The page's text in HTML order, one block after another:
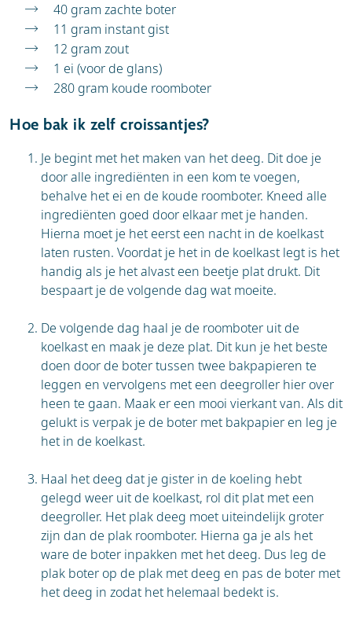
40 gram zachte boter
11 gram instant gist
12 gram zout
1 ei (voor de glans)
280 gram koude roomboter
Hoe bak ik zelf croissantjes?
Je begint met het maken van het deeg. Dit doe je
door alle ingrediënten in een kom te voegen,
behalve het ei en de koude roomboter. Kneed alle
ingrediënten goed door elkaar met je handen.
Hierna moet je het eerst een nacht in de koelkast
laten rusten. Voordat je het in de koelkast legt is het
handig als je het alvast een beetje plat drukt. Dit
bespaart je de volgende dag wat moeite.
De volgende dag haal je de roomboter uit de
koelkast en maak je deze plat. Dit kun je het beste
doen door de boter tussen twee bakpapieren te
leggen en vervolgens met een deegroller hier over
heen te gaan. Maak er een mooi vierkant van. Als dit
gelukt is verpak je de boter met bakpapier en leg je
het in de koelkast.
Haal het deeg dat je gister in de koeling hebt
gelegd weer uit de koelkast, rol dit plat met een
deegroller. Het plak deeg moet uiteindelijk groter
zijn dan de plak roomboter. Hierna ga je als het
ware de boter inpakken met het deeg. Dus leg de
plak boter op de plak met deeg en pas de boter met
het deeg in zodat het helemaal bedekt is.